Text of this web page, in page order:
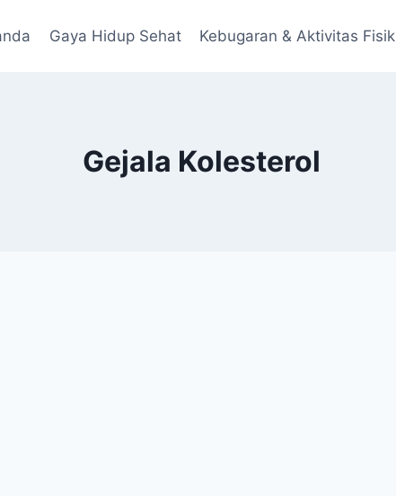
Gaya Hidup Sehat Kebugaran & Aktivitas Fisik
Gejala Kolesterol